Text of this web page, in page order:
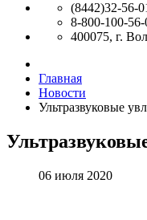
(8442)32-56-
8-800-100-56-
400075, г.
Главная
Новости
Ультразвуковые
06 июля 2020